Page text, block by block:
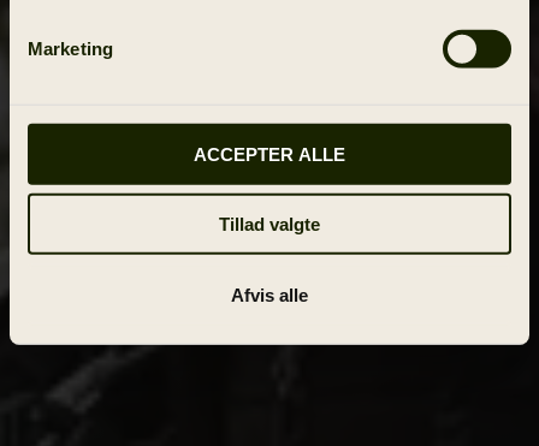
Marketing
ACCEPTER ALLE
Tillad valgte
Afvis alle